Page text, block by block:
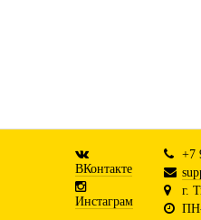
ВКонтакте
Инстаграм
+7
г.